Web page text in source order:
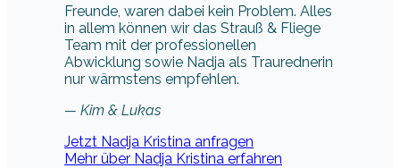
Freunde, waren dabei kein Problem. Alles
in allem können wir das Strauß & Fliege
Team mit der professionellen
Abwicklung sowie Nadja als Traurednerin
nur wärmstens empfehlen.
— Kim & Lukas
Jetzt Nadja Kristina anfragen
Mehr über Nadja Kristina erfahren